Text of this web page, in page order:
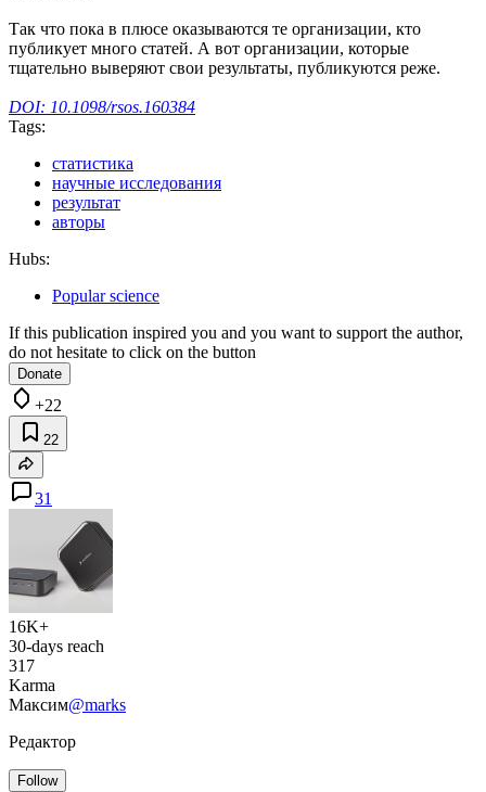
Так что пока в плюсе оказываются те организации, кто
публикует много статей. А вот организации, которые
тщательно выверяют свои результаты, публикуются реже.
DOI: 10.1098/rsos.160384
Tags:
статистика
научные исследования
результат
авторы
Hubs:
Popular science
If this publication inspired you and you want to support the author,
do not hesitate to click on the button
Donate
+22
22
31
16K+
30-days reach
317
Karma
Максим@marks
Редактор
Follow